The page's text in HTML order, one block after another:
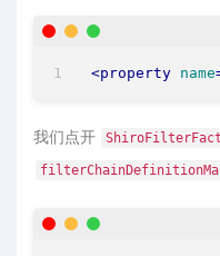
<property name
我们点开